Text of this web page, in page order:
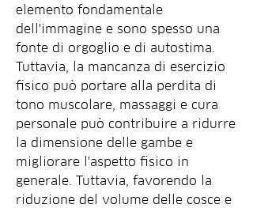
elemento fondamentale
dell'immagine e sono spesso una
fonte di orgoglio e di autostima.
Tuttavia, la mancanza di esercizio
fisico può portare alla perdita di
tono muscolare, massaggi e cura
personale può contribuire a ridurre
la dimensione delle gambe e
migliorare l'aspetto fisico in
generale. Tuttavia, favorendo la
riduzione del volume delle cosce e